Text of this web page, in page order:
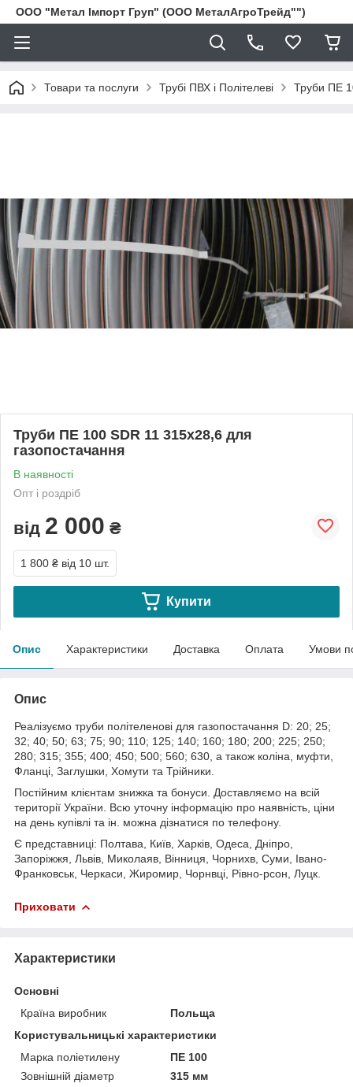
ООО "Метал Імпорт Груп" (ООО МеталАгроТрейд"")
Товари та послуги Трубі ПВХ і Політелеві Труби ПЕ
Труби ПЕ 100 SDR 11 315х28,6 для
газопостачання
В наявності
Опт і роздріб
від 2 000 ₴
1 800 ₴ від 10 шт.
Купити
Опис Характеристики Доставка Оплата Умови
Опис
Реалізуємо труби політеленові для газопостачання D: 20; 25;
32; 40; 50; 63; 75; 90; 110; 125; 140; 160; 180; 200; 225; 250;
280; 315; 355; 400; 450; 500; 560; 630, а також коліна, муфти,
Фланці, Заглушки, Хомути та Трійники.
Постійним клієнтам знижка та бонуси. Доставляємо на всій
території України. Всю уточну інформацію про наявність, ціни
на день купівлі та ін. можна дізнатися по телефону.
Є представниці: Полтава, Київ, Харків, Одеса, Дніпро,
Запоріжжя, Львів, Миколаяв, Вінниця, Чорнихв, Суми, Івано-
Франковськ, Черкаси, Жиромир, Чорнвці, Рівно-рсон, Луцк.
Приховати
Характеристики
Основні
Країна виробник
Польща
Користувальницькі характеристики
Марка поліетилену
ПЕ 100
Зовнішній діаметр
315 мм